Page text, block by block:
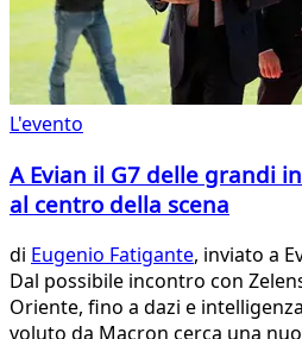
L'evento
A Evian il G7 delle grandi
al centro della scena
di Eugenio Fatigante, inviato a
Dal possibile incontro con
Oriente, fino a dazi e
voluto da Macron cerca una